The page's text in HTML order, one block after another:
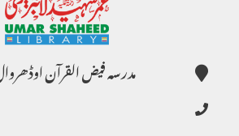
مدرسہ فیض القرآن